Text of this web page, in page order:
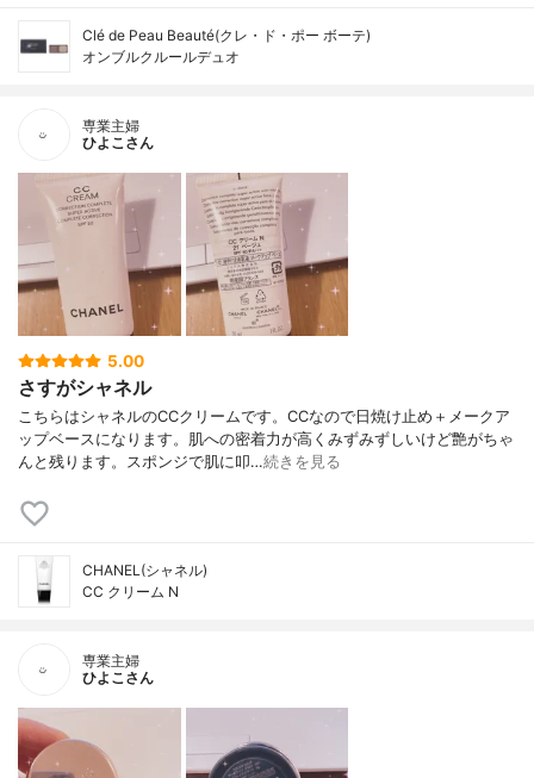
Clé de Peau Beauté(クレ・ド・ポー ボーテ)
オンブルクルールデュオ
専業主婦
ひよこさん
5.00
さすがシャネル
こちらはシャネルのCCクリームです。CCなので日焼け止め＋メークア
ップベースになります。肌への密着力が高くみずみずしいけど艶がちゃ
んと残ります。スポンジで肌に叩…続きを見る
CHANEL(シャネル)
CC クリーム N
専業主婦
ひよこさん